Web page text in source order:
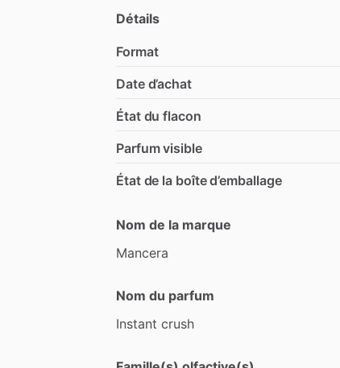
Détails
Format
Date d’achat
État du flacon
Parfum visible
État de la boîte d’emballage
Nom de la marque
Mancera
Nom du parfum
Instant crush